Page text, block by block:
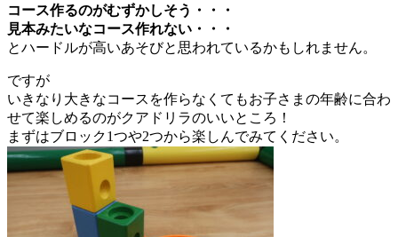
コース作るのがむずかしそう・・・
見本みたいなコース作れない・・・
とハードルが高いあそびと思われているかもしれません。
ですが
いきなり大きなコースを作らなくてもお子さまの年齢に合わ
せて楽しめるのがクアドリラのいいところ！
まずはブロック1つや2つから楽しんでみてください。